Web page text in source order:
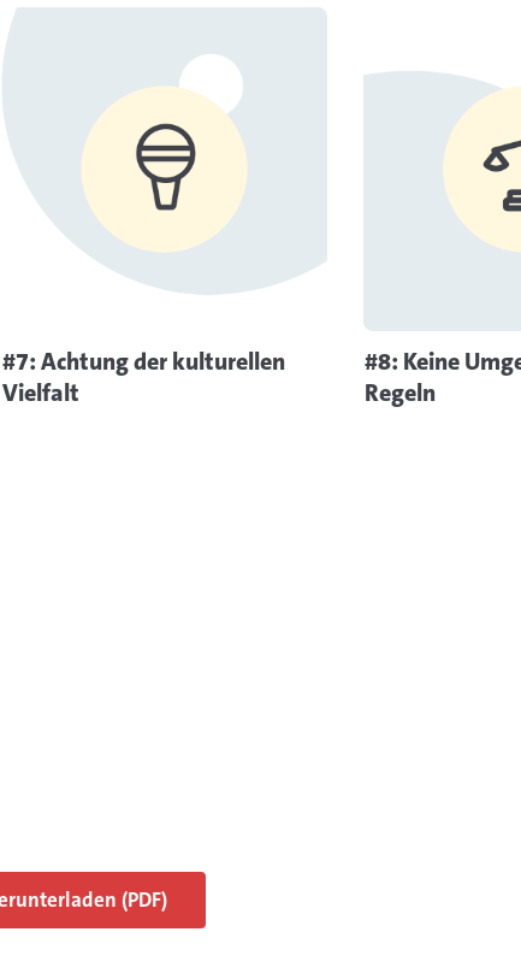
#7: Achtung der kulturellen
Vielfalt
Mehr Informationen
#8: Keine
Regeln
(PDF)